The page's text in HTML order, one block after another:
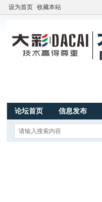
设为首页 收藏本站
论坛首页 信息发布